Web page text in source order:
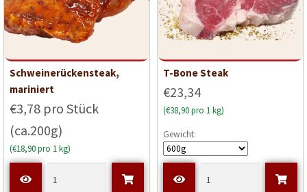
Schweinerückensteak,
mariniert
€3,78 pro Stück
(ca.200g)
(€18,90 pro 1 kg)
T-Bone Steak
€23,34
(€38,90 pro 1 kg)
Gewicht: